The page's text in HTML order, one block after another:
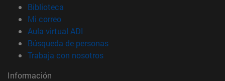
Biblioteca
Mi correo(abre en nueva ventana)
Aula virtual ADI
Búsqueda de personas(abre en nueva ventana)
Trabaja con nosotros(abre en nueva ventana)
Información